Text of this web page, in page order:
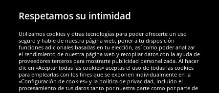
Socios y seguridad
Galardones
Respetamos su intimidad
Utilizamos cookies y otras tecnologías para poder ofrecerte un uso
seguro y fiable de nuestra página web, poner a tu disposición
funciones adicionales basadas en tu elección, así como poder analizar
el rendimiento de nuestra página web y recopilar datos con la ayuda de
proveedores terceros para mostrarte publicidad personalizada. Al hacer
clic en «Aceptar todas las cookies» aceptas el uso de todas las cookies
para emplearlas con los fines que se exponen individualmente en la
«Configuración de cookies» y la política de privacidad, incluido el
procesamiento de tus datos tanto por nuestra parte como por parte de